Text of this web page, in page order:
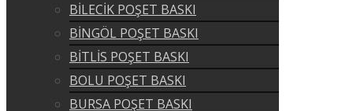
BİLECİK POŞET BASKI
BİNGÖL POŞET BASKI
BİTLİS POŞET BASKI
BOLU POŞET BASKI
BURSA POŞET BASKI